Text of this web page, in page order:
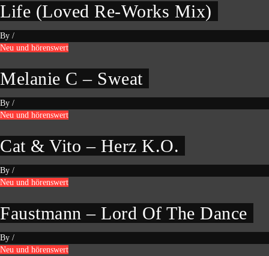
Life (Loved Re-Works Mix)
By /
Neu und hörenswert
Melanie C – Sweat
By /
Neu und hörenswert
Cat & Vito – Herz K.O.
By /
Neu und hörenswert
Faustmann – Lord Of The Dance
By /
Neu und hörenswert